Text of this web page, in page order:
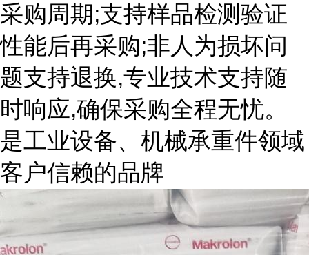
采购周期;支持样品检测验证
性能后再采购;非人为损坏问
题支持退换,专业技术支持随
时响应,确保采购全程无忧。
是工业设备、机械承重件领域
客户信赖的品牌